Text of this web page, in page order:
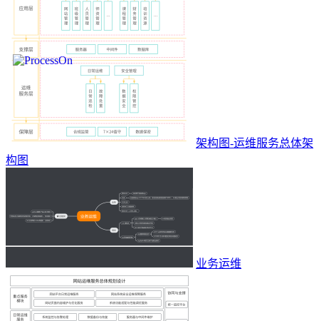
架构图-运维服务总体架
构图
业务运维